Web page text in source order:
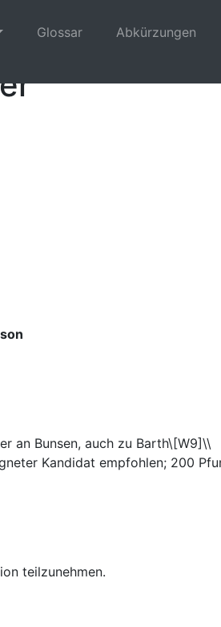
Glossar Abkürzungen
page|
results page|
an Bunsen, auch zu Barth\[W9]\\
Kandidat empfohlen; 200
teilzunehmen.